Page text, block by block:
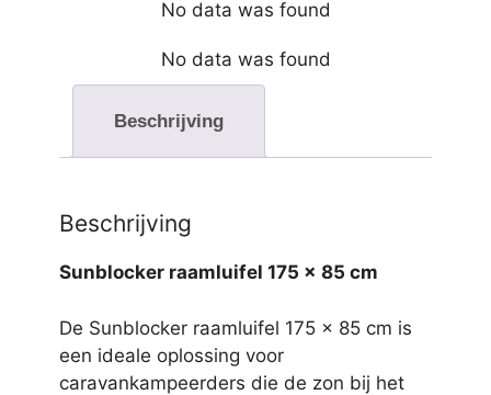
No data was found
No data was found
Beschrijving
Beschrijving
Sunblocker raamluifel 175 x 85 cm
De Sunblocker raamluifel 175 x 85 cm is
een ideale oplossing voor
caravankampeerders die de zon bij het